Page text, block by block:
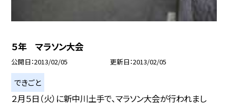
５年 マラソン大会
公開日 2013/02/05 更新日 2013/02/05
できごと
２月５日（火）に新中川土手で、マラソン大会が行われまし